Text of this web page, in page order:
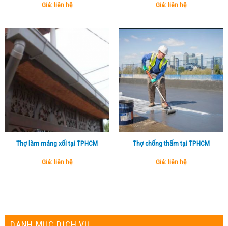
Giá: liên hệ Giá: liên hệ
Thợ làm máng xối tại TPHCM
Giá: liên hệ
Thợ chống thấm tại TPHCM
Giá: liên hệ